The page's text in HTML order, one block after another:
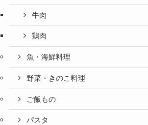
牛肉
鶏肉
魚・海鮮料理
野菜・きのこ料理
ご飯もの
パスタ